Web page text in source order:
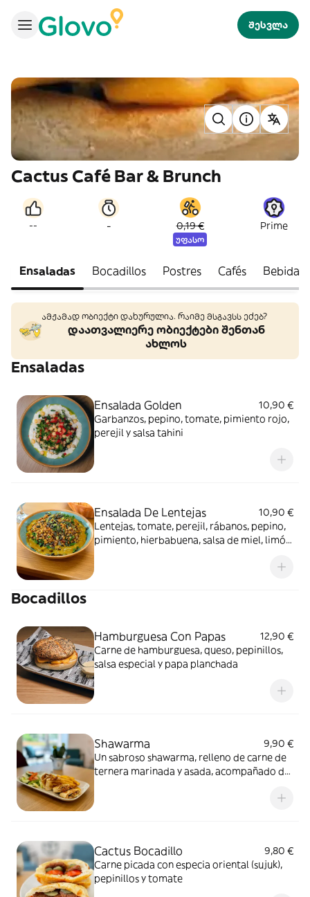
შესვლა
Cactus Café Bar & Brunch
-- - 0,19 €
უფასო
Prime
Ensaladas Bocadillos Postres Cafés Bebidas
ამჟამად ობიექტი დახურულია. რაიმე მსგავსს ეძებ?
დაათვალიერე ობიექტები შენთან
ახლოს
Ensaladas
Ensalada Golden
10,90 €
Garbanzos, pepino, tomate, pimiento rojo,
perejil y salsa tahini
Ensalada De Lentejas
10,90 €
Lentejas, tomate, perejil, rábanos, pepino,
pimiento, hierbabuena, salsa de miel, limón,
Bocadillos
Hamburguesa Con Papas
12,90 €
Carne de hamburguesa, queso, pepinillos,
salsa especial y papa planchada
Shawarma
9,90 €
Un sabroso shawarma, relleno de carne de
ternera marinada y asada, acompañado de
Perfecto para una comida rápida y llena de
Cactus Bocadillo
9,80 €
Carne picada con especia oriental (sujuk),
pepinillos y tomate